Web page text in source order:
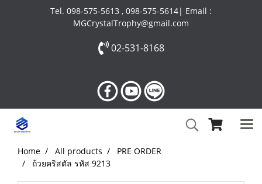
Tel. 098-575-5613 , 098-575-5614| Email :
MGCrystalTrophy@gmail.com
02-531-8168
Home All products
PRE ORDER
ถ้วยคริสตัล รหัส 9213